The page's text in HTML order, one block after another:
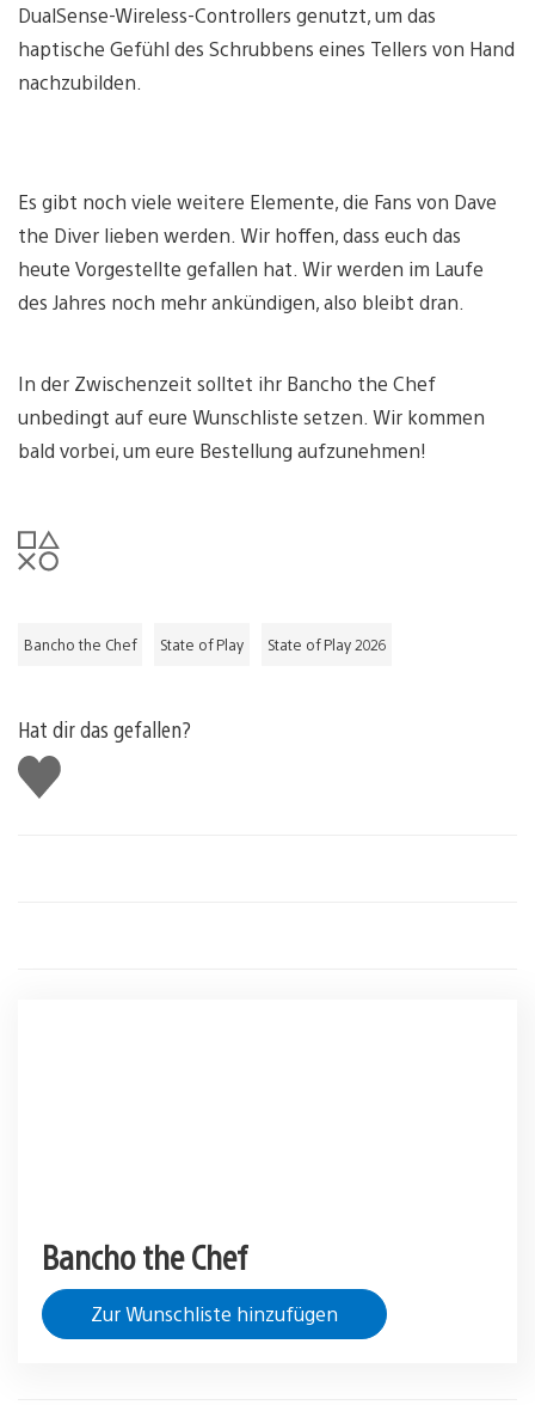
DualSense-Wireless-Controllers genutzt, um das
haptische Gefühl des Schrubbens eines Tellers von Hand
nachzubilden.
Es gibt noch viele weitere Elemente, die Fans von Dave
the Diver lieben werden. Wir hoffen, dass euch das
heute Vorgestellte gefallen hat. Wir werden im Laufe
des Jahres noch mehr ankündigen, also bleibt dran.
In der Zwischenzeit solltet ihr Bancho the Chef
unbedingt auf eure Wunschliste setzen. Wir kommen
bald vorbei, um eure Bestellung aufzunehmen!
Bancho the Chef State of Play State of Play 2026
Hat dir das gefallen?
Gefällt
mir
Bancho the Chef
Zur Wunschliste hinzufügen